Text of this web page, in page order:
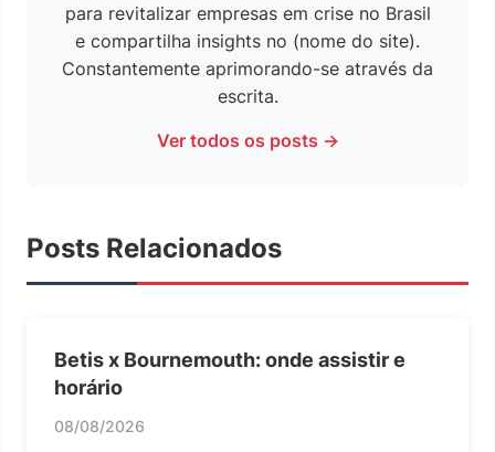
para revitalizar empresas em crise no Brasil
e compartilha insights no (nome do site).
Constantemente aprimorando-se através da
escrita.
Ver todos os posts →
Posts Relacionados
Betis x Bournemouth: onde assistir e
horário
08/08/2026